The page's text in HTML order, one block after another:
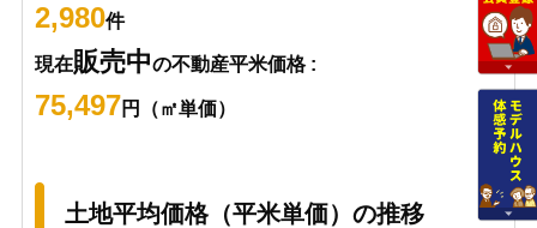
2,980件
現在販売中の不動産平米価格 :
75,497円（㎡単価）
土地平均価格（平米単価）の推移